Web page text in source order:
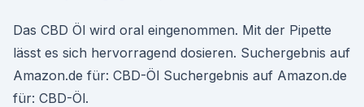
Das CBD Öl wird oral eingenommen. Mit der Pipette
lässt es sich hervorragend dosieren. Suchergebnis auf
Amazon.de für: CBD-Öl Suchergebnis auf Amazon.de
für: CBD-Öl.